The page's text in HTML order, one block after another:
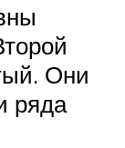
Они
ряда